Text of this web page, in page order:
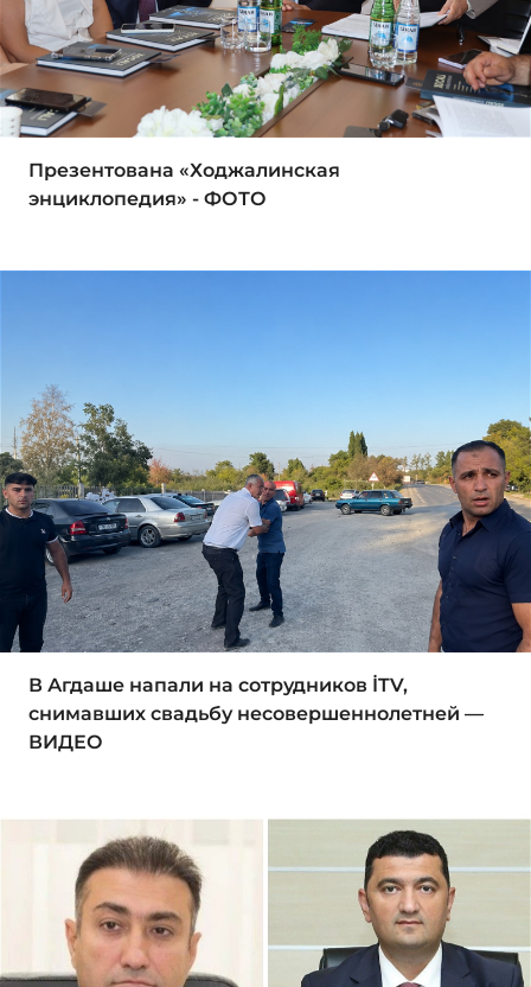
Презентована «Ходжалинская
энциклопедия» - ФОТО
В Агдаше напали на сотрудников İTV,
снимавших свадьбу несовершеннолетней —
ВИДЕО